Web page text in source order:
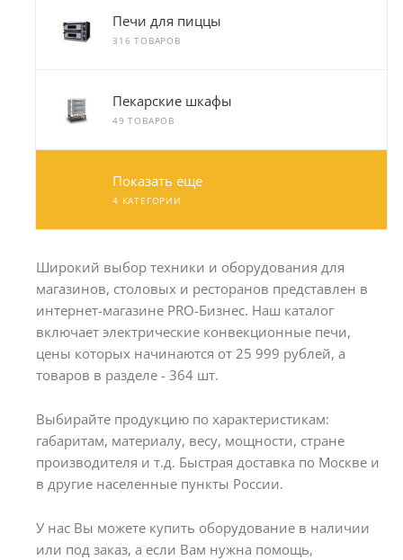
Печи для пиццы
316 ТОВАРОВ
Пекарские шкафы
49 ТОВАРОВ
Показать еще
4 КАТЕГОРИИ
Широкий выбор техники и оборудования для
магазинов, столовых и ресторанов представлен в
интернет-магазине PRO-Бизнес. Наш каталог
включает электрические конвекционные печи,
цены которых начинаются от 25 999 рублей, а
товаров в разделе - 364 шт.
Выбирайте продукцию по характеристикам:
габаритам, материалу, весу, мощности, стране
производителя и т.д. Быстрая доставка по Москве и
в другие населенные пункты России.
У нас Вы можете купить оборудование в наличии
или под заказ, а если Вам нужна помощь,